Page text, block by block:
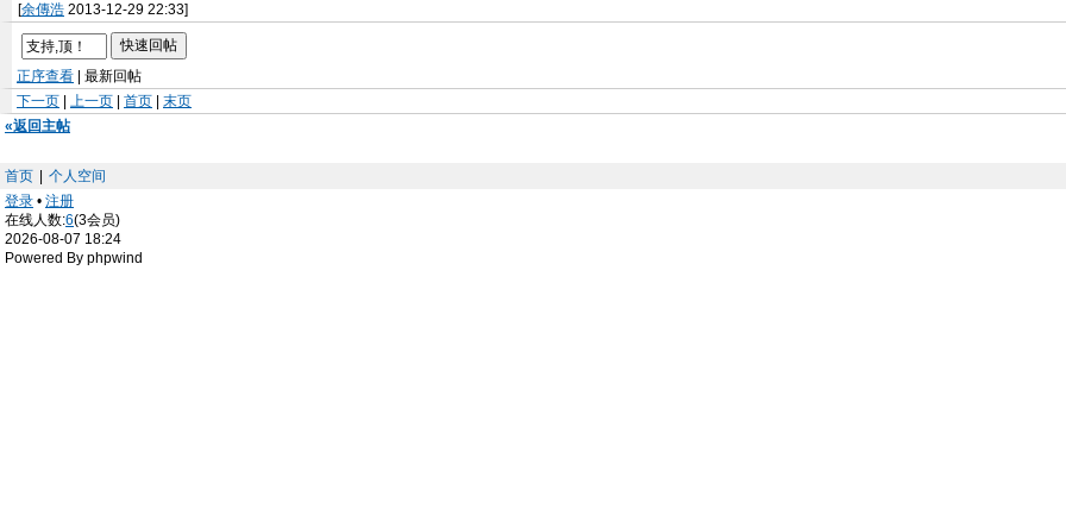
[余傳浩 2013-12-29 22:33]
正序查看 | 最新回帖
下一页
上一页 首页
末页
«返回主帖
首页
个人空间
登录 • 注册
在线人数:6(3会员)
2026-08-07 18:24
Powered By phpwind